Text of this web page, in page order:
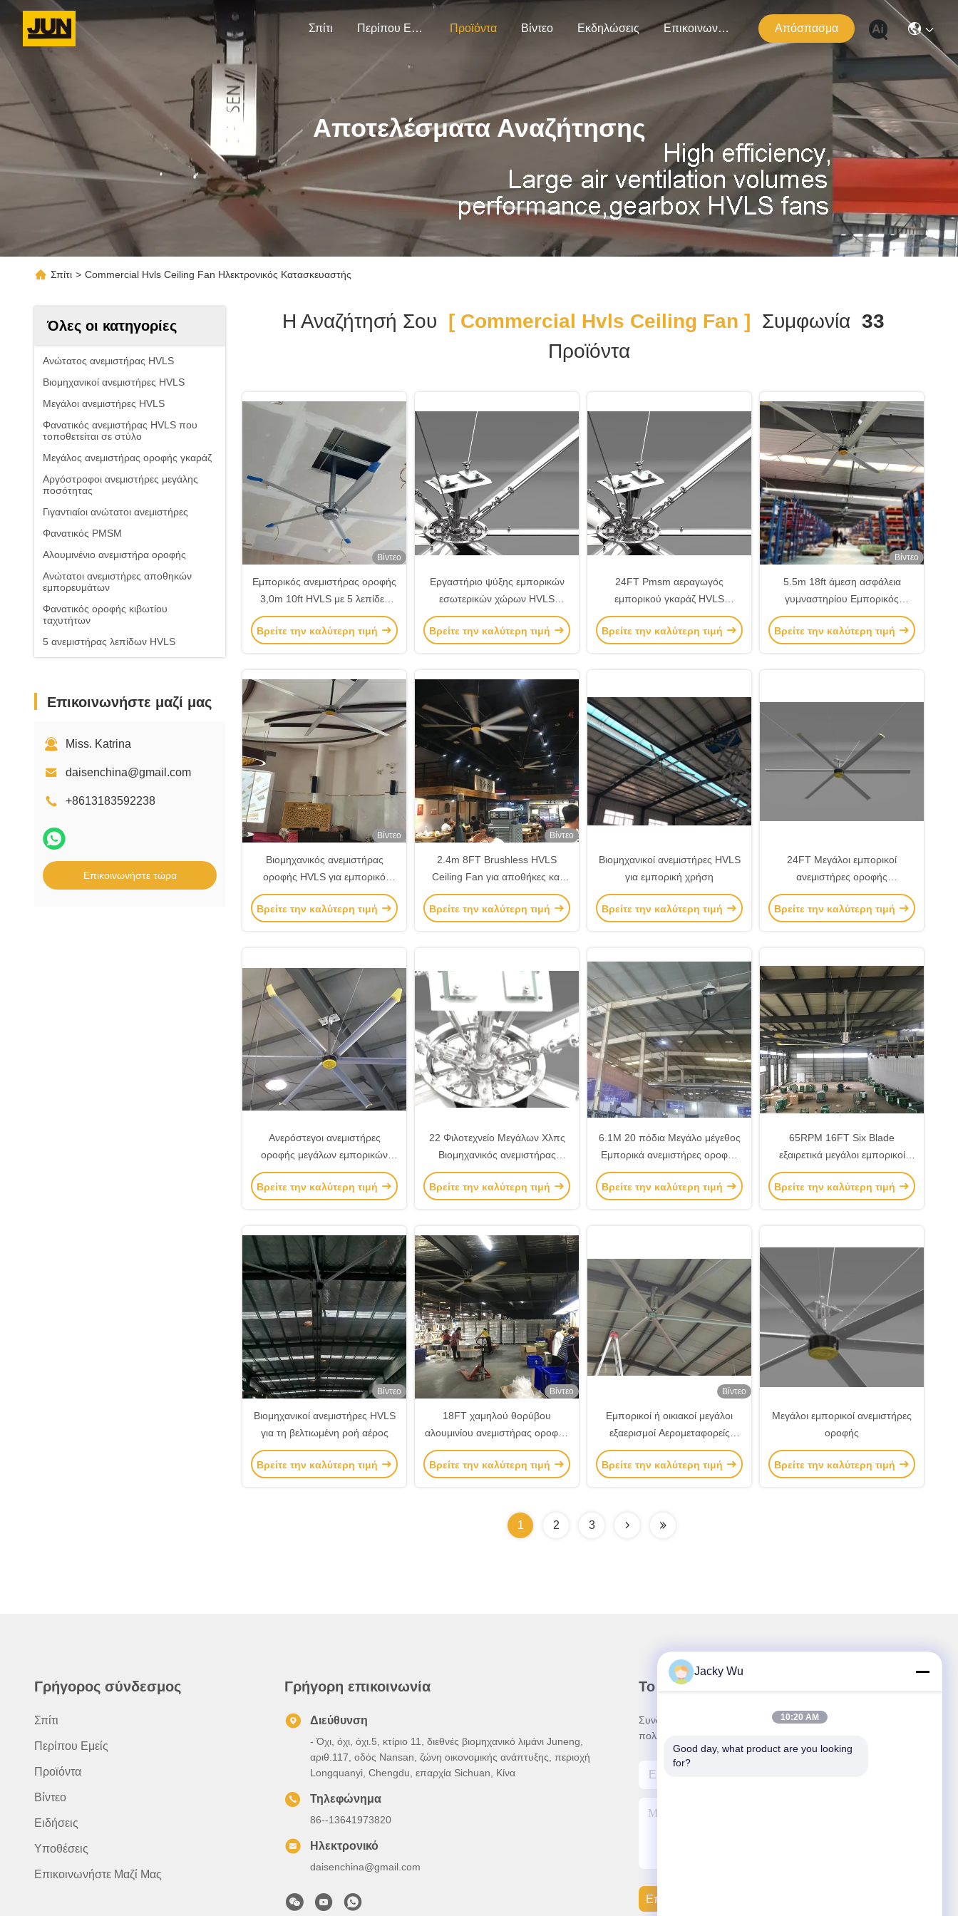
Σπίτι Περίπου Εμείς Προϊόντα Βίντεο Εκδηλώσεις Επικοινωνήστε Μαζί Μας Απόσπασμα
Αποτελέσματα Αναζήτησης
Σπίτι > Commercial Hvls Ceiling Fan Ηλεκτρονικός Κατασκευαστής
Όλες οι κατηγορίες
Ανώτατος ανεμιστήρας HVLS
Βιομηχανικοί ανεμιστήρες HVLS
Μεγάλοι ανεμιστήρες HVLS
Φανατικός ανεμιστήρας HVLS που
τοποθετείται σε στύλο
Μεγάλος ανεμιστήρας οροφής γκαράζ
Αργόστροφοι ανεμιστήρες μεγάλης
ποσότητας
Γιγαντιαίοι ανώτατοι ανεμιστήρες
Φανατικός PMSM
Αλουμινένιο ανεμιστήρα οροφής
Ανώτατοι ανεμιστήρες αποθηκών
εμπορευμάτων
Φανατικός οροφής κιβωτίου
ταχυτήτων
5 ανεμιστήρας λεπίδων HVLS
Επικοινωνήστε μαζί μας
Miss. Katrina
daisenchina@gmail.com
+8613183592238
Επικοινωνήστε τώρα
Η Αναζήτησή Σου [ Commercial Hvls Ceiling Fan ] Συμφωνία 33
Προϊόντα
Βίντεο
Εμπορικός ανεμιστήρας οροφής
3,0m 10ft HVLS με 5 λεπίδες
PMSM λειτουργία κινητήρα
ψύξης αέρα
Βρείτε την καλύτερη τιμή
Εργαστήριο ψύξης εμπορικών
εσωτερικών χώρων HVLS
ανεμιστήρας οροφής
Βρείτε την καλύτερη τιμή
24FT Pmsm αεραγωγός
εμπορικού γκαράζ HVLS
ανεμιστήρας οροφής
Βρείτε την καλύτερη τιμή
Βίντεο
5.5m 18ft άμεση ασφάλεια
γυμναστηρίου Εμπορικός
ανεμιστήρας HVLS με λειτουργία
τοποθέτησης στο ταβάνι και
Βρείτε την καλύτερη τιμή
Βίντεο
Βιομηχανικός ανεμιστήρας
οροφής HVLS για εμπορικό
εξαερισμό 6.1m 20FT BLDC
Brushless Motor
Βρείτε την καλύτερη τιμή
Βίντεο
2.4m 8FT Brushless HVLS
Ceiling Fan για αποθήκες και
εμπορικούς χώρους Χωρίς
συντήρηση
Βρείτε την καλύτερη τιμή
Βιομηχανικοί ανεμιστήρες HVLS
για εμπορική χρήση
Βρείτε την καλύτερη τιμή
24FT Μεγάλοι εμπορικοί
ανεμιστήρες οροφής
αποθεμάτων
Βρείτε την καλύτερη τιμή
Ανερόστεγοι ανεμιστήρες
οροφής μεγάλων εμπορικών
αποθηκών
Βρείτε την καλύτερη τιμή
22 Φιλοτεχνείο Μεγάλων Χλπς
Βιομηχανικός ανεμιστήρας
οροφής για μεγάλα χώρα
Βρείτε την καλύτερη τιμή
6.1M 20 πόδια Μεγάλο μέγεθος
Εμπορικά ανεμιστήρες οροφής
για γυμναστήρια
Βρείτε την καλύτερη τιμή
65RPM 16FT Six Blade
εξαιρετικά μεγάλοι εμπορικοί
ανεμιστήρες οροφής
Βρείτε την καλύτερη τιμή
Βίντεο
Βιομηχανικοί ανεμιστήρες HVLS
για τη βελτιωμένη ροή αέρος
Βρείτε την καλύτερη τιμή
Βίντεο
18FT χαμηλού θορύβου
αλουμινίου ανεμιστήρας οροφής
για εμπορικό εξαερισμό σε
αγροκτήματα βοοειδών
Βρείτε την καλύτερη τιμή
Βίντεο
Εμπορικοί ή οικιακοί μεγάλοι
εξαερισμοί Αερομεταφορείς
Βιομηχανικοί ανεμιστήρες
οροφής
Βρείτε την καλύτερη τιμή
Μεγάλοι εμπορικοί ανεμιστήρες
οροφής
Βρείτε την καλύτερη τιμή
1 2 3
Γρήγορος σύνδεσμος
Σπίτι
Περίπου Εμείς
Προϊόντα
Βίντεο
Ειδήσεις
Υποθέσεις
Επικοινωνήστε Μαζί Μας
Γρήγορη επικοινωνία
Διεύθυνση
- Όχι, όχι, όχι.5, κτίριο 11, διεθνές βιομηχανικό λιμάνι Juneng,
αριθ.117, οδός Nansan, ζώνη οικονομικής ανάπτυξης, περιοχή
Longquanyi, Chengdu, επαρχία Sichuan, Κίνα
Τηλεφώνημα
86--13641973820
Ηλεκτρονικό
daisenchina@gmail.com
Το Δελτίο Ενημέρωσης
Συνδρομηθείτε στο ενημερωτικό μας δελτίο για εκπτώσεις και
πολλά άλλα.
Επικοινωνήστε Μαζί Μας
Jacky Wu
10:20 AM
Good day, what product are you looking
for?